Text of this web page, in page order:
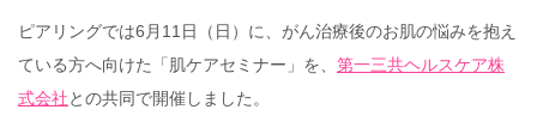
ピアリングでは6月11日（日）に、がん治療後のお肌の悩みを抱え
ている方へ向けた「肌ケアセミナー」を、 第一三共ヘルスケア株
式会社との共同で開催しました。